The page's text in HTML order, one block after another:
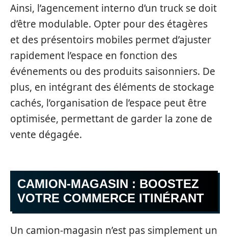
Ainsi, l’agencement interno d’un truck se doit
d’être modulable. Opter pour des étagères
et des présentoirs mobiles permet d’ajuster
rapidement l’espace en fonction des
événements ou des produits saisonniers. De
plus, en intégrant des éléments de stockage
cachés, l’organisation de l’espace peut être
optimisée, permettant de garder la zone de
vente dégagée.
CAMION-MAGASIN : BOOSTEZ
VOTRE COMMERCE ITINÉRANT
Un camion-magasin n’est pas simplement un